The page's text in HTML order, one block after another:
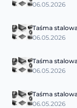
06.05.2026
Taśma
06.05.2026
Taśma
06.05.2026
Taśma
06.05.2026